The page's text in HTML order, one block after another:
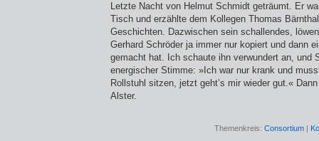
Letzte Nacht von Helmut Schmidt geträumt. Er
Tisch und erzählte dem Kollegen Thomas
Geschichten. Dazwischen sein schallendes,
Gerhard Schröder ja immer nur kopiert und dann
gemacht hat. Ich schaute ihn verwundert an, und
energischer Stimme: »Ich war nur krank und
Rollstuhl sitzen, jetzt geht’s mir wieder gut.«
Alster.
Themenkreis: Consortium |